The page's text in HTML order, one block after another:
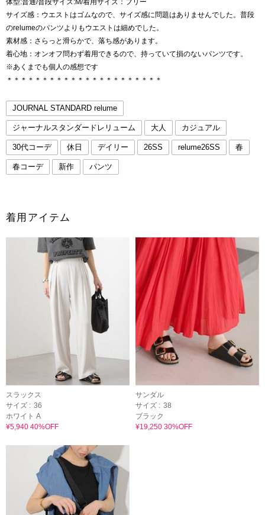
体型:普通/普段サイズ:M/着用サイズ：フリー
サイズ感：ウエストはゴムなので、サイズ感に問題はありませんでした。普段
のrelumeのパンツよりもウエストは細めでした。
素材感：さらっと滑らかで、落ち感があります。
着心地：オンオフ問わず着用できるので、持っていて損のないパンツです。
※あくまでも個人の感想です
＊＊＊＊＊＊＊＊＊＊＊＊＊＊＊＊＊＊＊＊＊＊
JOURNAL STANDARD relume
ジャーナルスタンダードレリューム 大人 カジュアル
30代コーデ 休日 デイリー 26SS relume26SS 春
春コーデ 新作 パンツ
着用アイテム
スラックス
サイズ : 36
ホワイト A
¥5,940 40%OFF
サンダル
サイズ : 38
ブラック
¥19,250 30%OFF